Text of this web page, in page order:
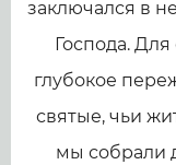
заключался в
Господа. Для
глубокое
святые, чьи
мы собрали